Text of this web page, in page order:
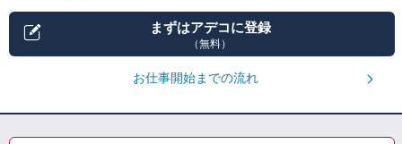
まずはアデコに登録
（無料）
お仕事開始までの流れ